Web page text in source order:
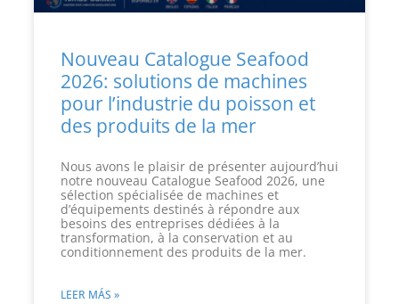
Nouveau Catalogue Seafood
2026: solutions de machines
pour l’industrie du poisson et
des produits de la mer
Nous avons le plaisir de présenter aujourd’hui
notre nouveau Catalogue Seafood 2026, une
sélection spécialisée de machines et
d’équipements destinés à répondre aux
besoins des entreprises dédiées à la
transformation, à la conservation et au
conditionnement des produits de la mer.
LEER MÁS »